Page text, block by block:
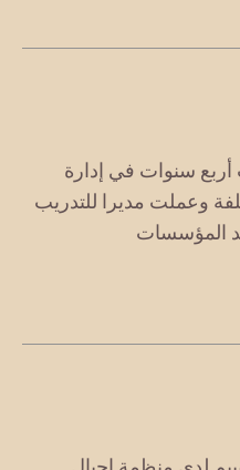
أربع سنوات في إدارة
وعملت مديرا للتدريب
المؤسسات